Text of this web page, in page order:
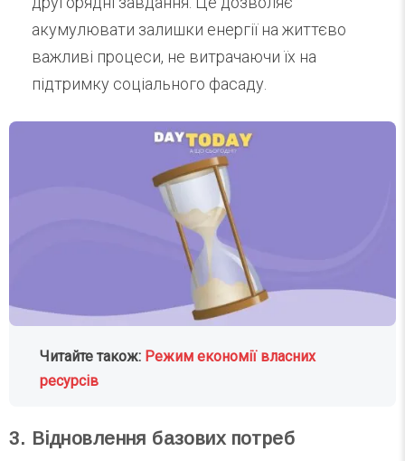
акумулювати залишки енергії на життєво
важливі процеси, не витрачаючи їх на
підтримку соціального фасаду.
Читайте також: Режим економії власних
ресурсів
3. Відновлення базових потреб